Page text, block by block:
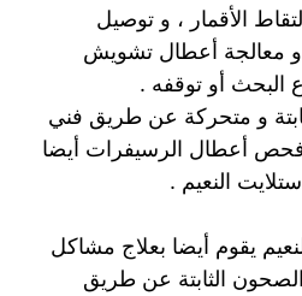
الأقمار ، و توصيل
و معالجة أعطال تشويش
البحث أو توقفه .
و متحركة عن طريق فني
فحص أعطال الرسيفرات أيضا
النعيم .
يقوم أيضا بعلاج مشاكل
الثابتة عن طريق